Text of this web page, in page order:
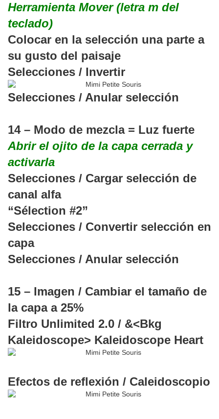
Herramienta Mover (letra m del
teclado)
Colocar en la selección una parte a
su gusto del paisaje
Selecciones / Invertir
Selecciones / Anular selección
14 – Modo de mezcla = Luz fuerte
Abrir el ojito de la capa cerrada y
activarla
Selecciones / Cargar selección de
canal alfa
“Sélection #2”
Selecciones / Convertir selección en
capa
Selecciones / Anular selección
15 – Imagen / Cambiar el tamaño de
la capa a 25%
Filtro Unlimited 2.0 / &<Bkg
Kaleidoscope> Kaleidoscope Heart
Efectos de reflexión / Caleidoscopio